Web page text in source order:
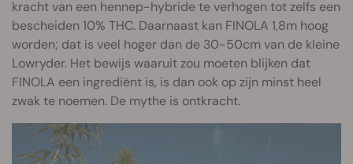
kracht van een hennep-hybride te verhogen tot zelfs een
bescheiden 10% THC. Daarnaast kan FINOLA 1,8m hoog
worden; dat is veel hoger dan de 30-50cm van de kleine
Lowryder. Het bewijs waaruit zou moeten blijken dat
FINOLA een ingrediënt is, is dan ook op zijn minst heel
zwak te noemen. De mythe is ontkracht.